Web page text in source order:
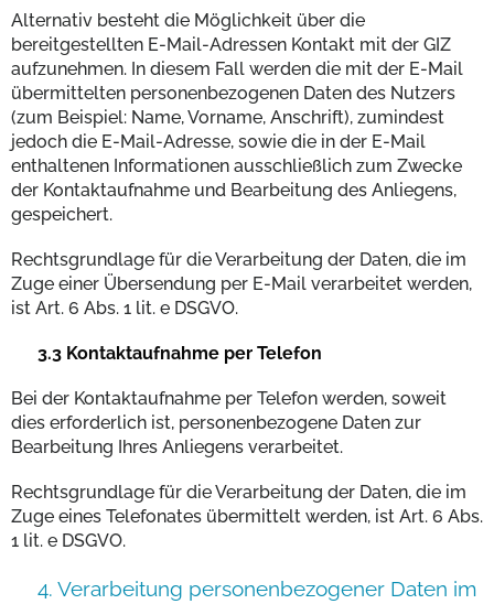
Alternativ besteht die Möglichkeit über die
bereitgestellten E-Mail-Adressen Kontakt mit der GIZ
aufzunehmen. In diesem Fall werden die mit der E-Mail
übermittelten personenbezogenen Daten des Nutzers
(zum Beispiel: Name, Vorname, Anschrift), zumindest
jedoch die E-Mail-Adresse, sowie die in der E-Mail
enthaltenen Informationen ausschließlich zum Zwecke
der Kontaktaufnahme und Bearbeitung des Anliegens,
gespeichert.
Rechtsgrundlage für die Verarbeitung der Daten, die im
Zuge einer Übersendung per E-Mail verarbeitet werden,
ist Art. 6 Abs. 1 lit. e DSGVO.
3.3 Kontaktaufnahme per Telefon
Bei der Kontaktaufnahme per Telefon werden, soweit
dies erforderlich ist, personenbezogene Daten zur
Bearbeitung Ihres Anliegens verarbeitet.
Rechtsgrundlage für die Verarbeitung der Daten, die im
Zuge eines Telefonates übermittelt werden, ist Art. 6 Abs.
1 lit. e DSGVO.
4. Verarbeitung personenbezogener Daten im